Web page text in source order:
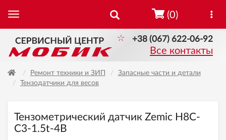
+38 (067) 622-06-92
Все контакты
(0)
Ремонт техники и ЗИП
Запасные части и детали
Тензодатчики для весов
Тензометрический датчик Zemic H8C-
C3-1.5t-4B